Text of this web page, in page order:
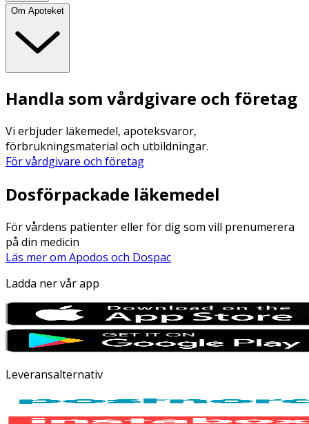
Om Apoteket
Handla som vårdgivare och företag
Vi erbjuder läkemedel, apoteksvaror,
förbrukningsmaterial och utbildningar.
För vårdgivare och företag
Dosförpackade läkemedel
För vårdens patienter eller för dig som vill prenumerera
på din medicin
Läs mer om Apodos och Dospac
Ladda ner vår app
Leveransalternativ